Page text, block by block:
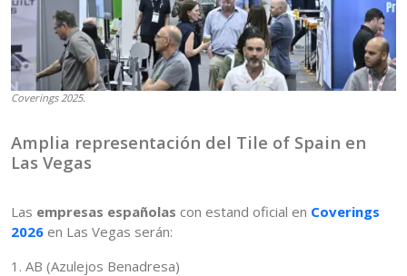
Coverings 2025.
Amplia representación del Tile of Spain en
Las Vegas
Las empresas españolas con estand oficial en Coverings
2026 en Las Vegas serán:
1. AB (Azulejos Benadresa)